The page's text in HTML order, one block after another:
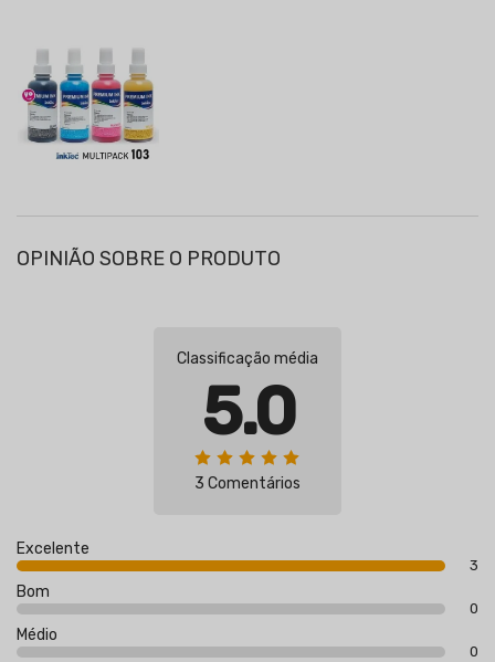
OPINIÃO SOBRE O PRODUTO
Classificação média
5.0
3 Comentários
Excelente
3
Bom
0
Médio
0